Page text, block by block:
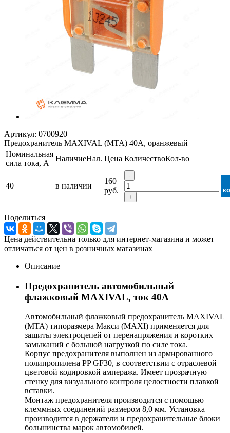
Артикул: 0700920
Предохранитель MAXIVAL (MTA) 40А, оранжевый
Номинальная
сила тока, А
НаличиеНал. Цена КоличествоКол-во
40 в наличии
160
руб.
-
+
Поделиться
Цена действительна только для интернет-магазина и может
отличаться от цен в розничных магазинах
Описание
Предохранитель автомобильный
флажковый MAXIVAL, ток 40А
Автомобильный флажковый предохранитель MAXIVAL
(MTA) типоразмера Макси (MAXI) применяется для
защиты электроцепей от перенапряжения и коротких
замыканий c большой нагрузкой по силе тока.
Корпус предохранителя выполнен из армированного
полипропилена PP GF30, в соответствии с отраслевой
цветовой кодировкой ампеража. Имеет прозрачную
стенку для визуального контроля целостности плавкой
вставки.
Монтаж предохранителя производится с помощью
клеммных соединений размером 8,0 мм. Установка
производится в держатели и предохранительные блоки
большинства марок автомобилей.